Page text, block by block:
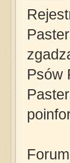
Psów